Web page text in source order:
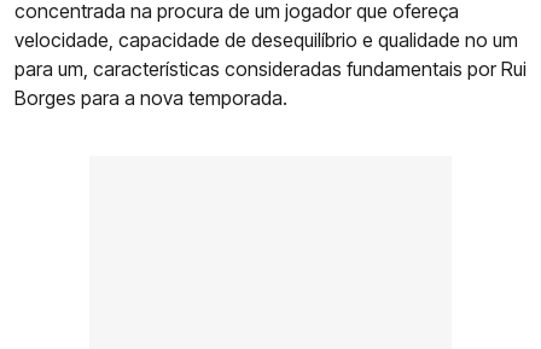
concentrada na procura de um jogador que ofereça
velocidade, capacidade de desequilíbrio e qualidade no um
para um, características consideradas fundamentais por Rui
Borges para a nova temporada.